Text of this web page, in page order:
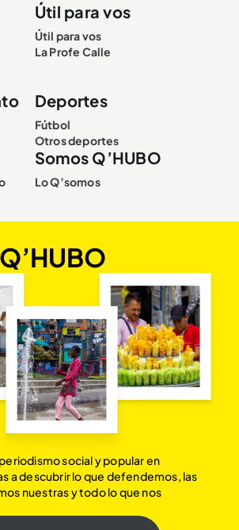
Útil para vos
Útil para vos
La Profe Calle
Deportes
Fútbol
Otros deportes
Somos Q’HUBO
Lo Q’somos
social y popular en
a descubrir lo que defendemos, las
nuestras y todo lo que nos